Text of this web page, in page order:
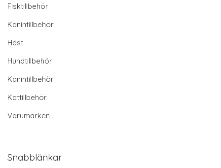
Fisktillbehör
Kanintillbehör
Häst
Hundtillbehör
Kanintillbehör
Kattillbehör
Varumärken
Snabblänkar